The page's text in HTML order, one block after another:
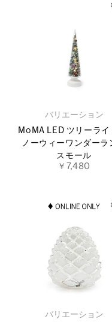
バリエーション
MoMA LED ツリーライ
ノーウィーワンダーラ
スモール
￥7,480
バリエーション